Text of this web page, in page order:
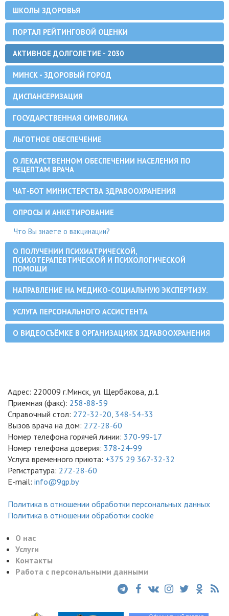
ШКОЛЫ ЗДОРОВЬЯ
ПОРТАЛ РЕЙТИНГОВОЙ ОЦЕНКИ
АКТИВНОЕ ДОЛГОЛЕТИЕ - 2030
МИНСК - ЗДОРОВЫЙ ГОРОД
ДИСПАНСЕРИЗАЦИЯ
ГОСУДАРСТВЕННАЯ СИМВОЛИКА
ЛЬГОТНОЕ ОБЕСПЕЧЕНИЕ
О ЛЕКАРСТВЕННОМ ОБЕСПЕЧЕНИИ НАСЕЛЕНИЯ ПО
РЕЦЕПТАМ ВРАЧА
ЧАТ-БОТ МИНИСТЕРСТВА ЗДРАВООХРАНЕНИЯ
ОПРОСЫ И АНКЕТИРОВАНИЕ
Что Вы знаете о вакцинации?
О ПОЛУЧЕНИИ ПСИХИАТРИЧЕСКОЙ,
ПСИХОТЕРАПЕВТИЧЕСКОЙ И ПСИХОЛОГИЧЕСКОЙ
ПОМОЩИ
НАПРАВЛЕНИЕ НА МЕДИКО-СОЦИАЛЬНУЮ ЭКСПЕРТИЗУ.
УСЛУГА ПЕРСОНАЛЬНОГО АССИСТЕНТА
О ВИДЕОСЪЁМКЕ В ОРГАНИЗАЦИЯХ ЗДРАВООХРАНЕНИЯ
Адрес: 220009 г.Минск, ул. Щербакова, д.1
Приемная (факс): 258-88-59
Справочный стол: 272-32-20, 348-54-33
Вызов врача на дом: 272-28-60
Номер телефона горячей линии: 370-99-17
Номер телефона доверия: 378-24-99
Услуга временного приюта: +375 29 367-32-32
Регистратура: 272-28-60
E-mail: info@9gp.by
Политика в отношении обработки персональных данных
Политика в отношении обработки cookie
О нас
Услуги
Контакты
Работа с персональными данными